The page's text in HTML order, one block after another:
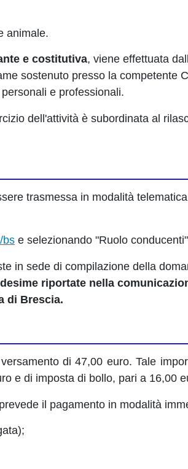
animale.
e costitutiva, viene effettuata
sostenuto presso la competente
e professionali.
dell'attività è subordinata al
trasmessa in modalità
bs e selezionando "Ruolo
in sede di compilazione della
riportate nella
di Brescia.
di 47,00 euro. Tale
e di imposta di bollo, pari a 16,00
il pagamento in modalità